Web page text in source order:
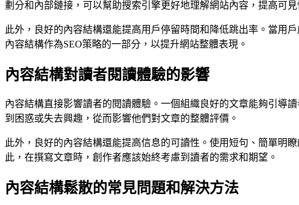
劃分和內部鏈接，可以幫助搜索引擎更好地理解網站內容，提高可見
此外，良好的內容結構還能提高用戶停留時間和降低跳出率。當用
內容結構作為SEO策略的一部分，以提升網站整體表現。
內容結構對讀者閱讀體驗的影響
內容結構直接影響讀者的閱讀體驗。一個組織良好的文章能夠引導
到困惑或失去興趣，從而影響他們對文章的整體評價。
此外，良好的內容結構還能提高信息的可讀性。使用短句、簡單明
此，在撰寫文章時，創作者應該始終考慮到讀者的需求和期望。
內容結構鬆散的常見問題和解決方法